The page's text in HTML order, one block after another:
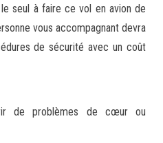
seul à faire ce vol en avion de
vous accompagnant devra
de sécurité avec un coût
de problèmes de cœur ou